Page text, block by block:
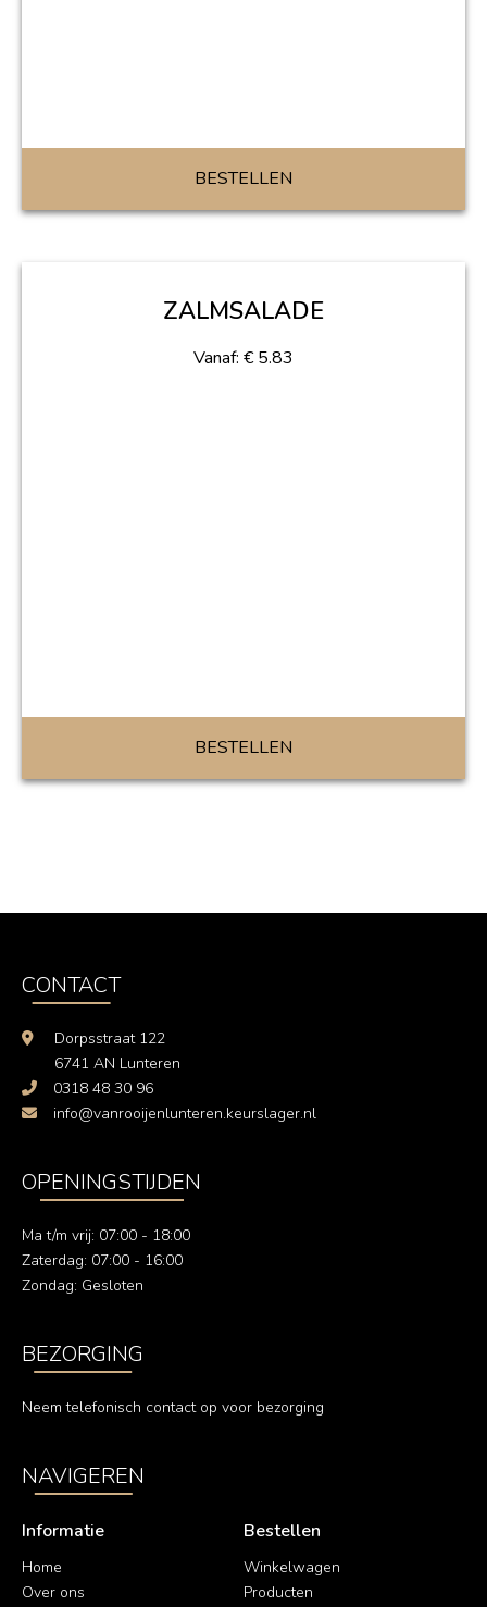
BESTELLEN
ZALMSALADE
Vanaf: € 5.83
BESTELLEN
CONTACT
Dorpsstraat 122
6741 AN Lunteren
0318 48 30 96
info@vanrooijenlunteren.keurslager.nl
OPENINGSTIJDEN
Ma t/m vrij: 07:00 - 18:00
Zaterdag: 07:00 - 16:00
Zondag: Gesloten
BEZORGING
Neem telefonisch contact op voor bezorging
NAVIGEREN
Informatie
Home
Over ons
Bestellen
Winkelwagen
Producten